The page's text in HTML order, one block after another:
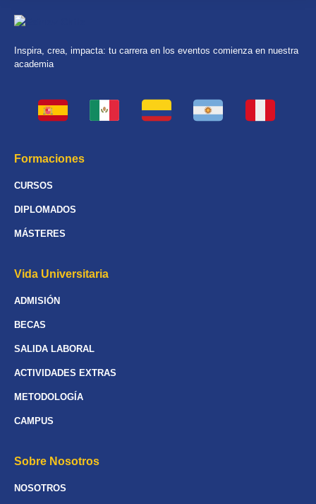
Inspira, crea, impacta: tu carrera en los eventos comienza en nuestra
academia
Formaciones
CURSOS
DIPLOMADOS
MÁSTERES
Vida Universitaria
ADMISIÓN
BECAS
SALIDA LABORAL
ACTIVIDADES EXTRAS
METODOLOGÍA
CAMPUS
Sobre Nosotros
NOSOTROS